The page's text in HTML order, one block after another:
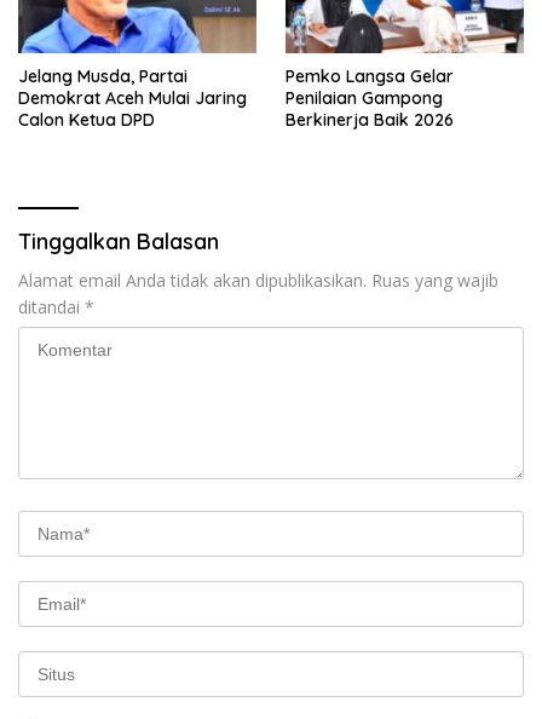
Jelang Musda, Partai
Demokrat Aceh Mulai Jaring
Calon Ketua DPD
Pemko Langsa Gelar
Penilaian Gampong
Berkinerja Baik 2026
Tinggalkan Balasan
Alamat email Anda tidak akan dipublikasikan. Ruas yang wajib
ditandai *